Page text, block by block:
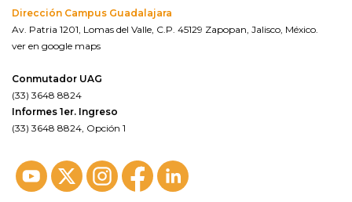
Dirección Campus Guadalajara
Av. Patria 1201, Lomas del Valle, C.P. 45129 Zapopan, Jalisco, México.
ver en google maps
Conmutador UAG
(33) 3648 8824
Informes 1er. Ingreso
(33) 3648 8824, Opción 1